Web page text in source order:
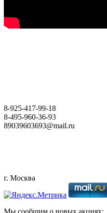
8-925-417-99-18
8-495-960-36-93
89039603693@mail.ru
г. Москва